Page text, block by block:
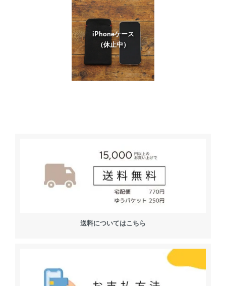
iPhoneケース
（休止中）
送料についてはこちら